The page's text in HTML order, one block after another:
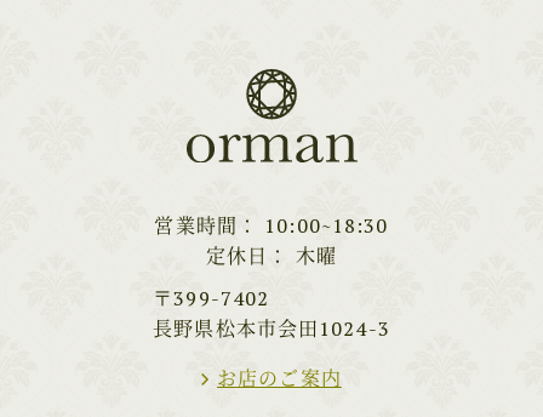
営業時間
10:00~18:30
定休日
木曜
〒399-7402
長野県松本市会田1024-3
お店のご案内